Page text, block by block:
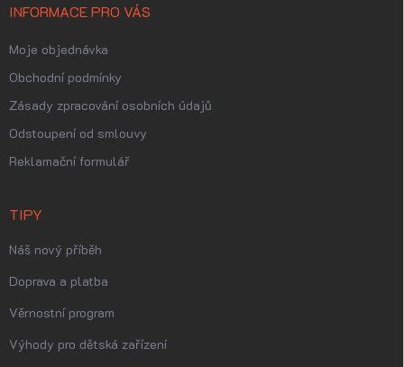
INFORMACE PRO VÁS
Moje objednávka
Obchodní podmínky
Zásady zpracování osobních údajů
Odstoupení od smlouvy
Reklamační formulář
TIPY
Náš nový příběh
Doprava a platba
Věrnostní program
Výhody pro dětská zařízení